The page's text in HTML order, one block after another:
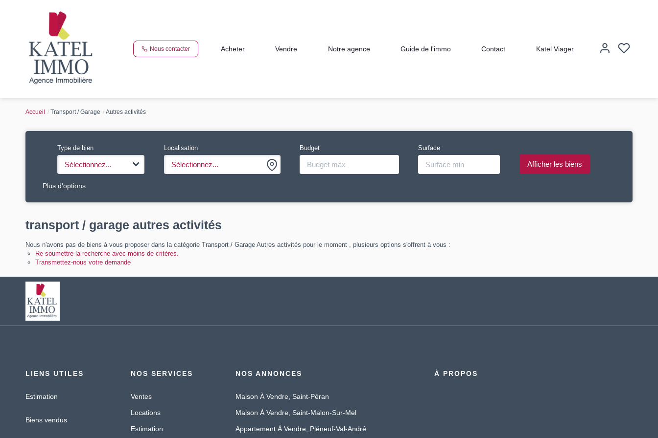
Nous contacter Acheter Vendre Notre agence Guide de l'immo Contact Katel Viager
Accueil Transport / Garage Autres activités
Type de bien
Sélectionnez...
Localisation
Sélectionnez...
Budget Surface
Plus d'options
transport / garage autres activités
Nous n'avons pas de biens à vous proposer dans la catégorie Transport / Garage Autres activités pour le moment , plusieurs options s'offrent à vous :
Re-soumettre la recherche avec moins de critères.
Transmettez-nous votre demande
LIENS UTILES
Estimation
Biens vendus
NOS SERVICES
Ventes
Locations
Estimation
NOS ANNONCES
Maison À Vendre, Saint-Péran
Maison À Vendre, Saint-Malon-Sur-Mel
Appartement À Vendre, Pléneuf-Val-André
À PROPOS